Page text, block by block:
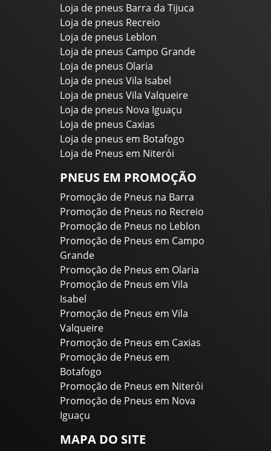
Loja de pneus Barra da Tijuca
Loja de pneus Recreio
Loja de pneus Leblon
Loja de pneus Campo Grande
Loja de pneus Olaria
Loja de pneus Vila Isabel
Loja de pneus Vila Valqueire
Loja de pneus Nova Iguaçu
Loja de pneus Caxias
Loja de pneus em Botafogo
Loja de Pneus em Niterói
PNEUS EM PROMOÇÃO
Promoção de Pneus na Barra
Promoção de Pneus no Recreio
Promoção de Pneus no Leblon
Promoção de Pneus em Campo
Grande
Promoção de Pneus em Olaria
Promoção de Pneus em Vila
Isabel
Promoção de Pneus em Vila
Valqueire
Promoção de Pneus em Caxias
Promoção de Pneus em
Botafogo
Promoção de Pneus em Niterói
Promoção de Pneus em Nova
Iguaçu
MAPA DO SITE